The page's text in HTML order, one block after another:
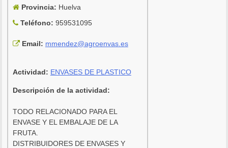
Provincia: Huelva
Teléfono: 959531095
Email: mmendez@agroenvas.es
Actividad: ENVASES DE PLASTICO
Descripción de la actividad:
TODO RELACIONADO PARA EL
ENVASE Y EL EMBALAJE DE LA
FRUTA.
DISTRIBUIDORES DE ENVASES Y